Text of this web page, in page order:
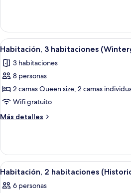
(Rivergrass)
3
habitaciones
(Rivergrass)
Abrir
todas
las
fotos
de
Habitación,
3
habitaciones
5
Habitación, 3 habitaciones
3 habitaciones
8 personas
2 camas Queen size, 2 camas
Wifi gratuito
Más detalles
Más
3
habitaciones
(Wintergreen)
Abrir
todas
las
Una
4
Habitación, 2 habitaciones
6 personas